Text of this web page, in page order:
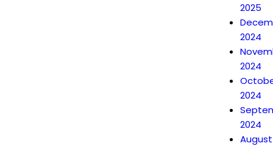
2025
2024
2024
2024
2024
August